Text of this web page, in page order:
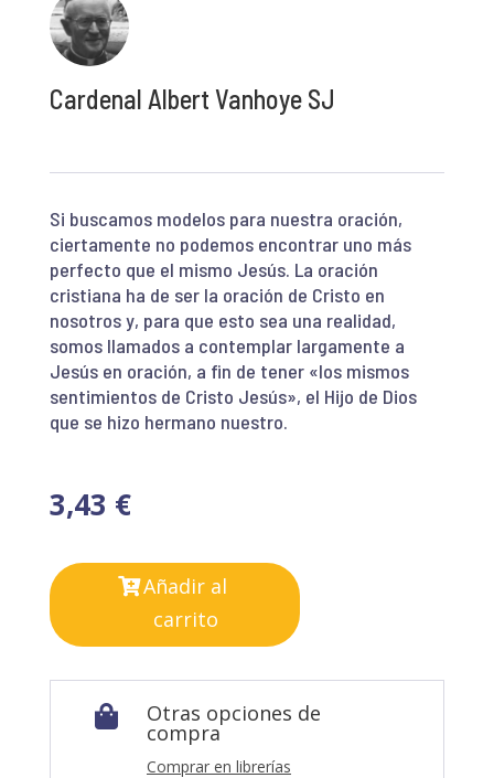
Cardenal Albert Vanhoye SJ
Si buscamos modelos para nuestra oración,
ciertamente no podemos encontrar uno más
perfecto que el mismo Jesús. La oración
cristiana ha de ser la oración de Cristo en
nosotros y, para que esto sea una realidad,
somos llamados a contemplar largamente a
Jesús en oración, a fin de tener «los mismos
sentimientos de Cristo Jesús», el Hijo de Dios
que se hizo hermano nuestro.
3,43 €
Añadir al
carrito
 Otras opciones de
compra
Comprar en librerías